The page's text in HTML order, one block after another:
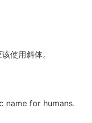
使用斜体。
name for humans.